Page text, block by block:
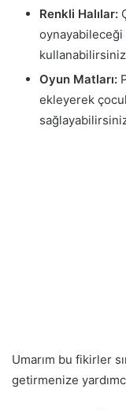
Renkli Halılar:
oynayabileceği
Oyun Matları:
ekleyerek
Umarım bu fikirler
getirmenize